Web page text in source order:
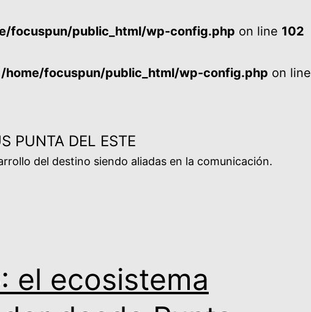
focuspun/public_html/wp-config.php on line 102
/home/focuspun/public_html/wp-config.php on line
PUNTA DEL ESTE
del destino siendo aliadas en la comunicación.
el ecosistema